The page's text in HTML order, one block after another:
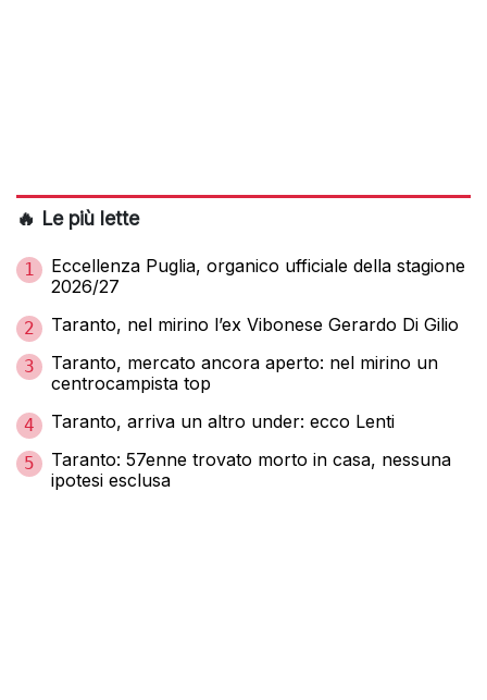
🔥 Le più lette
1
Eccellenza Puglia, organico ufficiale della stagione
2026/27
2 Taranto, nel mirino l’ex Vibonese Gerardo Di Gilio
3
Taranto, mercato ancora aperto: nel mirino un
centrocampista top
4 Taranto, arriva un altro under: ecco Lenti
5
Taranto: 57enne trovato morto in casa, nessuna
ipotesi esclusa